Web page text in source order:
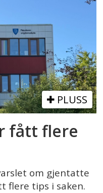
PLUSS
fått flere
om gjentatte
flere tips i saken.